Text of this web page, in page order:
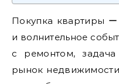
Покупка квартиры
и волнительное
с ремонтом‚ задача
рынок